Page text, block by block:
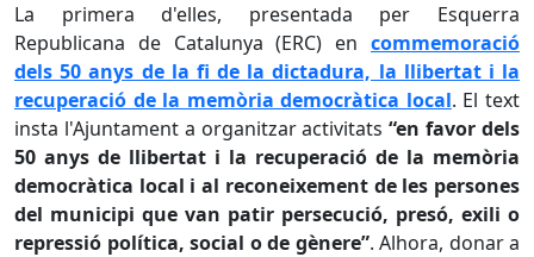
La primera d'elles, presentada per Esquerra
Republicana de Catalunya (ERC) en commemoració
dels 50 anys de la fi de la dictadura, la llibertat i la
recuperació de la memòria democràtica local. El text
insta l'Ajuntament a organitzar activitats“en favor dels
50 anys de llibertat i la recuperació de la memòria
democràtica local i al reconeixement de les persones
del municipi que van patir persecució, presó, exili o
repressió política, social o de gènere”. Alhora, donar a